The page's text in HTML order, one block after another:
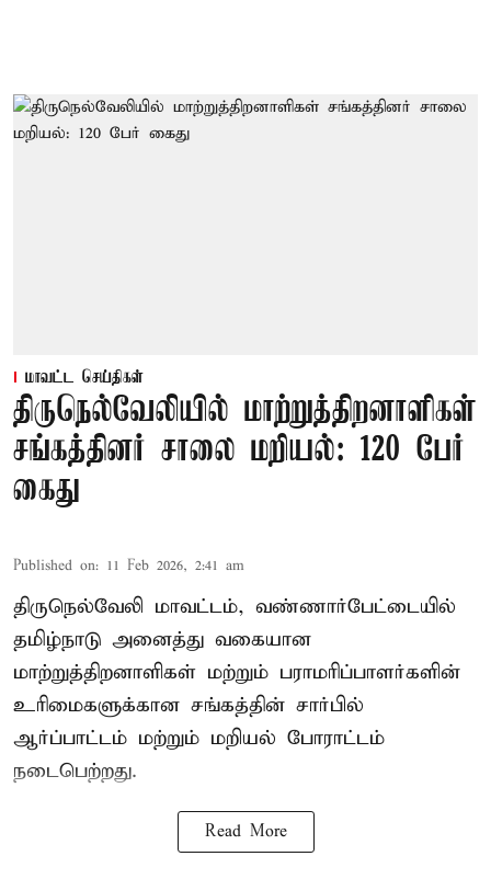
மாவட்ட செய்திகள்
திருநெல்வேலியில் மாற்றுத்திறனாளிகள்
சங்கத்தினர் சாலை மறியல்: 120 பேர்
கைது
Published on: 11 Feb 2026, 2:41 am
திருநெல்வேலி மாவட்டம், வண்ணார்பேட்டையில்
தமிழ்நாடு அனைத்து வகையான
மாற்றுத்திறனாளிகள் மற்றும் பராமரிப்பாளர்களின்
உரிமைகளுக்கான சங்கத்தின் சார்பில்
ஆர்ப்பாட்டம் மற்றும் மறியல் போராட்டம்
நடைபெற்றது.
Read More